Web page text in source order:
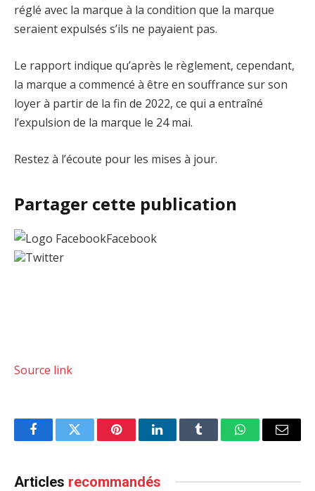
réglé avec la marque à la condition que la marque
seraient expulsés s’ils ne payaient pas.
Le rapport indique qu’après le règlement, cependant,
la marque a commencé à être en souffrance sur son
loyer à partir de la fin de 2022, ce qui a entraîné
l’expulsion de la marque le 24 mai.
Restez à l’écoute pour les mises à jour.
Partager cette publication
Facebook
Twitter
Source link
FacebookTwitter PinterestLinkedInTumblr WhatsAppEmail
Articles recommandés